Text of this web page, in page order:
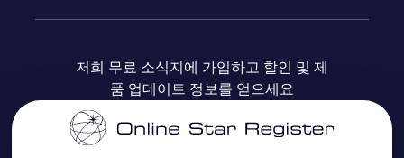
OSR 상품권
기업 선물
맞춤 별 페이지
One Million Stars
결제 정보
배송 정보
저희 무료 소식지에 가입하고 할인 및 제
품 업데이트 정보를 얻으세요